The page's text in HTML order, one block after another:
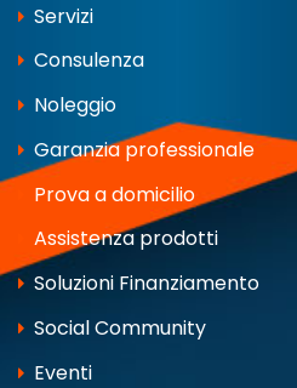
Servizi
Consulenza
Noleggio
Garanzia professionale
Prova a domicilio
Assistenza prodotti
Soluzioni Finanziamento
Social Community
Eventi